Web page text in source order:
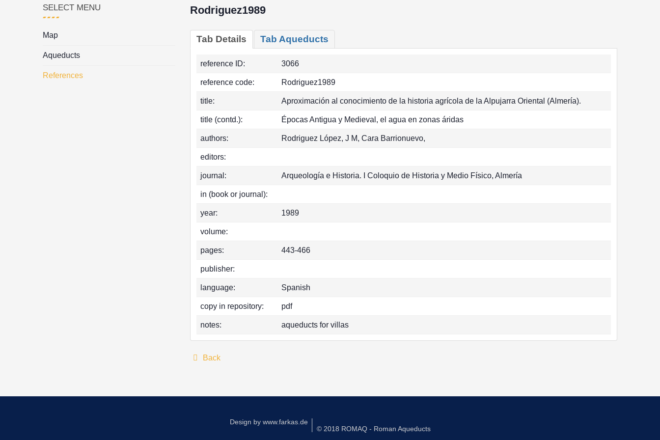
Rodriguez1989
Tab Details Tab Aqueducts
reference ID: 3066
reference code: Rodriguez1989
title: Aproximación al conocimiento de la historia agrícola de la Alpujarra Oriental (Almería).
title (contd.): Épocas Antigua y Medieval, el agua en zonas áridas
authors: Rodriguez López, J M, Cara Barrionuevo,
editors:
journal: Arqueología e Historia. I Coloquio de Historia y Medio Físico, Almería
in (book or journal):
year: 1989
volume:
pages: 443-466
publisher:
language: Spanish
copy in repository: pdf
notes: aqueducts for villas
Back
SELECT MENU
Map
Aqueducts
References
Design by www.farkas.de
© 2018 ROMAQ - Roman Aqueducts